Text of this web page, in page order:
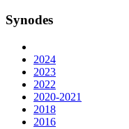
Synodes
2024
2023
2022
2020-2021
2018
2016